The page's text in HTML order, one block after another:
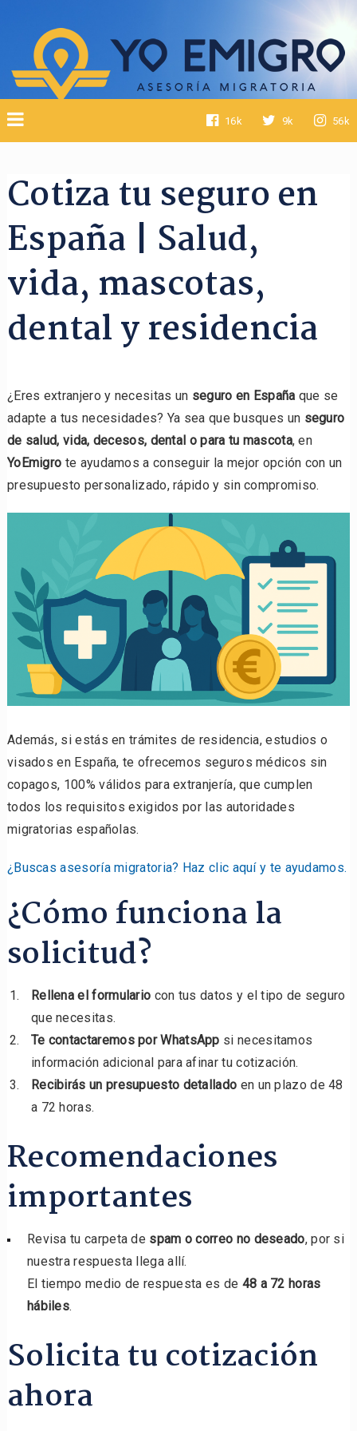
16k 9k 56k
Cotiza tu seguro en
España | Salud,
vida, mascotas,
dental y residencia
¿Eres extranjero y necesitas un seguro en España que se
adapte a tus necesidades? Ya sea que busques un seguro
de salud, vida, decesos, dental o para tu mascota, en
YoEmigro te ayudamos a conseguir la mejor opción con un
presupuesto personalizado, rápido y sin compromiso.
Además, si estás en trámites de residencia, estudios o
visados en España, te ofrecemos seguros médicos sin
copagos, 100% válidos para extranjería, que cumplen
todos los requisitos exigidos por las autoridades
migratorias españolas.
¿Buscas asesoría migratoria? Haz clic aquí y te ayudamos.
¿Cómo funciona la
solicitud?
Rellena el formulario con tus datos y el tipo de seguro
que necesitas.
Te contactaremos por WhatsApp si necesitamos
información adicional para afinar tu cotización.
Recibirás un presupuesto detallado en un plazo de 48
a 72 horas.
Recomendaciones
importantes
Revisa tu carpeta de spam o correo no deseado, por si
nuestra respuesta llega allí.
El tiempo medio de respuesta es de 48 a 72 horas
hábiles.
Solicita tu cotización
ahora